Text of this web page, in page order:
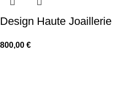
Design Haute Joaillerie
800,00 €